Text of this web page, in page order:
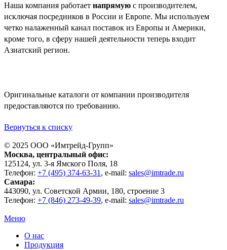
Наша компания работает напрямую с производителем,
исключая посредников в России и Европе. Мы используем
четко налаженный канал поставок из Европы и Америки,
кроме того, в сферу нашей деятельности теперь входит
Азиатский регион.
Оригинальные каталоги от компании производителя
предоставляются по требованию.
Вернуться к списку
© 2025 ООО «Имтрейд-Групп»
Москва, центральный офис:
125124, ул. 3-я Ямского Поля, 18
Телефон: +7 (495) 374-63-31 , e-mail: sales@imtrade.ru
Самара:
443090, ул. Советской Армии, 180, строение 3
Телефон: +7 (846) 273-49-39, e-mail: sales@imtrade.ru
Меню
О нас
Продукция